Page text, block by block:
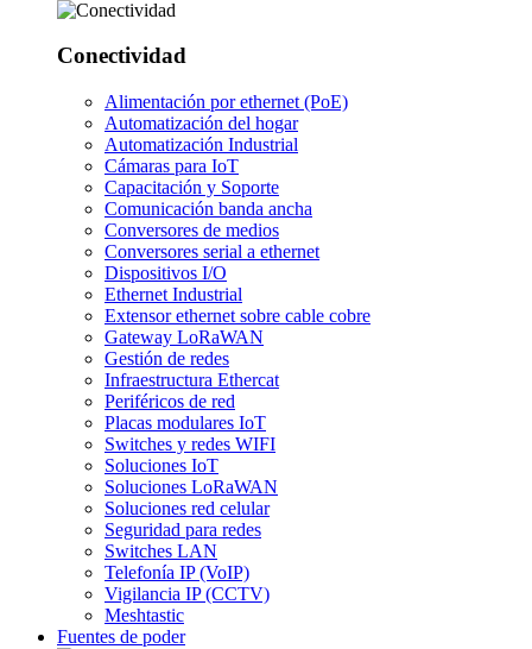
Conectividad
Alimentación por ethernet (PoE)
Automatización del hogar
Automatización Industrial
Cámaras para IoT
Capacitación y Soporte
Comunicación banda ancha
Conversores de medios
Conversores serial a ethernet
Dispositivos I/O
Ethernet Industrial
Extensor ethernet sobre cable cobre
Gateway LoRaWAN
Gestión de redes
Infraestructura Ethercat
Periféricos de red
Placas modulares IoT
Switches y redes WIFI
Soluciones IoT
Soluciones LoRaWAN
Soluciones red celular
Seguridad para redes
Switches LAN
Telefonía IP (VoIP)
Vigilancia IP (CCTV)
Meshtastic
Fuentes de poder